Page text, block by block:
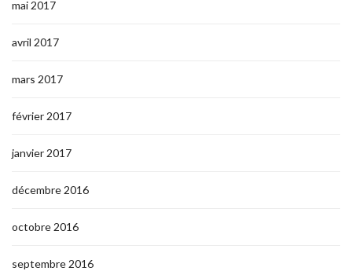
mai 2017
avril 2017
mars 2017
février 2017
janvier 2017
décembre 2016
octobre 2016
septembre 2016